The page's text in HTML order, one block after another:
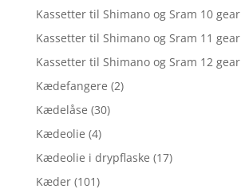
Kassetter til Shimano og Sram 10 gear
Kassetter til Shimano og Sram 11 gear
Kassetter til Shimano og Sram 12 gear
Kædefangere (2)
Kædelåse (30)
Kædeolie (4)
Kædeolie i drypflaske (17)
Kæder (101)